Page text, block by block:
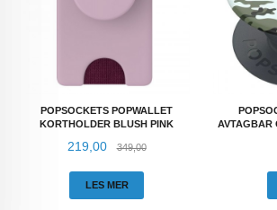
POPSOCKETS POPWALLET
KORTHOLDER BLUSH PINK
Tilbud
219,00 349,00Rabatt
LES MER
AVTAGBAR